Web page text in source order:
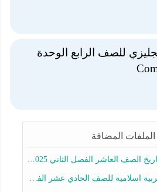
للصف الرابع الوحدة
الملفات المضافة
الصف العاشر الفصل الثاني 2025-2026
للصف الحادي عشر الفصل الثاني 2025-2026